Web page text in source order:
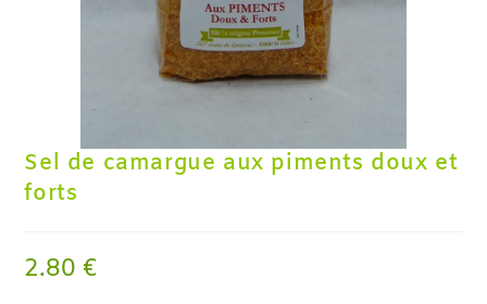
Sel de camargue aux piments doux et
forts
2.80 €